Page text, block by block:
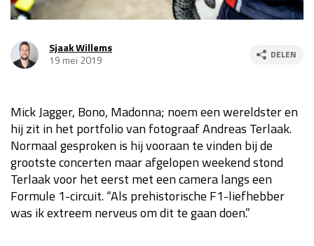
Kwalificatie
za 23:00 - 00:00
GP MEXICO 2026 30 okt - 01 nov
GP SÃO PAULO 2026
Kwalificatie
za 19:00 - 20:00
Race
zo 18:00 - 20:00
LAS VEGAS GRAND PRIX 2026 20 - 22 nov
Sjaak Willems
19 mei 2019
DELEN
Mick Jagger, Bono, Madonna; noem een wereldster en
hij zit in het portfolio van fotograaf Andreas Terlaak.
Normaal gesproken is hij vooraan te vinden bij de
grootste concerten maar afgelopen weekend stond
Terlaak voor het eerst met een camera langs een
Formule 1-circuit. “Als prehistorische F1-liefhebber
was ik extreem nerveus om dit te gaan doen.”